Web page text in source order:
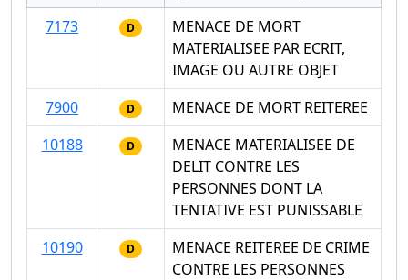
7173
D
MENACE DE MORT
MATERIALISEE PAR ECRIT,
IMAGE OU AUTRE OBJET
7900
D
MENACE DE MORT REITEREE
10188
D
MENACE MATERIALISEE DE
DELIT CONTRE LES
PERSONNES DONT LA
TENTATIVE EST PUNISSABLE
10190
D
MENACE REITEREE DE CRIME
CONTRE LES PERSONNES